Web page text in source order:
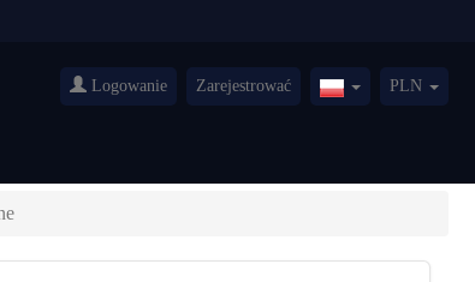
Logowanie Zarejestrować Poland(Polski)
PLN